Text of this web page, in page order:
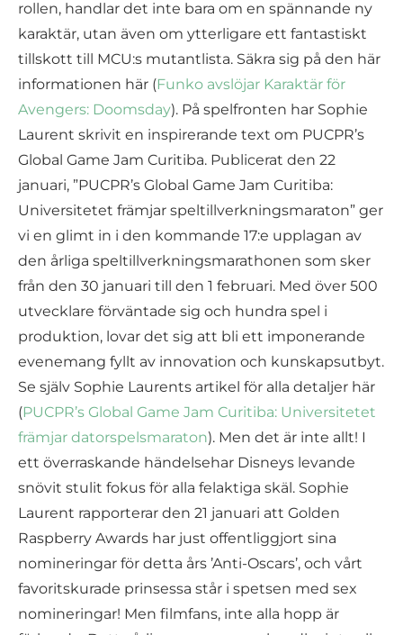
rollen, handlar det inte bara om en spännande ny
karaktär, utan även om ytterligare ett fantastiskt
tillskott till MCU:s mutantlista. Säkra sig på den här
informationen här (Funko avslöjar Karaktär för
Avengers: Doomsday). På spelfronten har Sophie
Laurent skrivit en inspirerande text om PUCPR’s
Global Game Jam Curitiba. Publicerat den 22
januari, ”PUCPR’s Global Game Jam Curitiba:
Universitetet främjar speltillverkningsmaraton” ger
vi en glimt in i den kommande 17:e upplagan av
den årliga speltillverkningsmarathonen som sker
från den 30 januari till den 1 februari. Med över 500
utvecklare förväntade sig och hundra spel i
produktion, lovar det sig att bli ett imponerande
evenemang fyllt av innovation och kunskapsutbyt.
Se själv Sophie Laurents artikel för alla detaljer här
(PUCPR’s Global Game Jam Curitiba: Universitetet
främjar datorspelsmaraton). Men det är inte allt! I
ett överraskande händelsehar Disneys levande
snövit stulit fokus för alla felaktiga skäl. Sophie
Laurent rapporterar den 21 januari att Golden
Raspberry Awards har just offentliggjort sina
nomineringar för detta års ’Anti-Oscars’, och vårt
favoritskurade prinsessa står i spetsen med sex
nomineringar! Men filmfans, inte alla hopp är